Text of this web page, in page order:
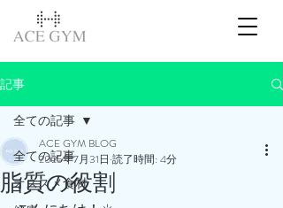
記事
全ての記事
オススメ食材
全ての記事
脂質の役割
ACE GYM BLOG
2025年7月31日 読了時間: 4分